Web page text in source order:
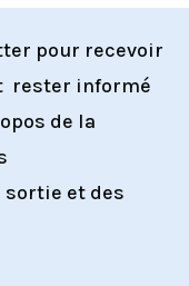
pour recevoir
rester informé
de la
sortie et des